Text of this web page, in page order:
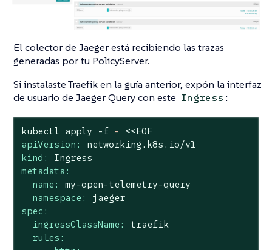
El colector de Jaeger está recibiendo las trazas
generadas por tu PolicyServer.
Si instalaste Traefik en la guía anterior, expón la interfaz
de usuario de Jaeger Query con este Ingress :
kubectl apply -f -
<<EOF
apiVersion:
networking.k8s.io/v1
kind:
Ingress
metadata:
name:
my-open-telemetry-query
namespace:
jaeger
spec:
ingressClassName:
traefik
rules: